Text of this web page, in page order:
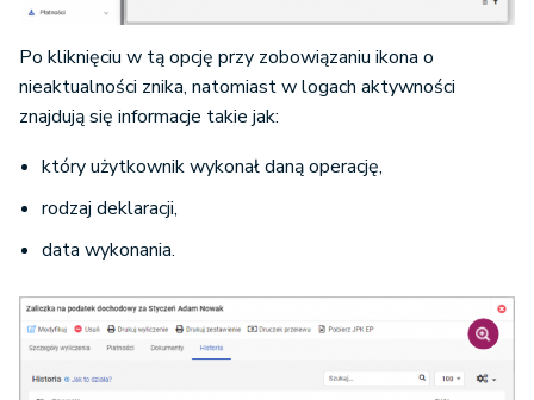
Po kliknięciu w tą opcję przy zobowiązaniu ikona o
nieaktualności znika, natomiast w logach aktywności
znajdują się informacje takie jak:
który użytkownik wykonał daną operację,
rodzaj deklaracji,
data wykonania.